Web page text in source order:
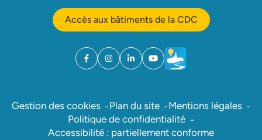
Accès aux bâtiments de la CDC
Facebook
(ouverture dans un nouvel onglet)
Instagram
(ouverture dans un nouvel onglet)
Linkedin
(ouverture dans un nouvel onglet)
YouTube
(ouverture dans un nouvel
Météo
(ouverture dans un
Gestion des cookies Plan du site
Mentions légales
Politique de confidentialité
Accessibilité : partiellement conforme